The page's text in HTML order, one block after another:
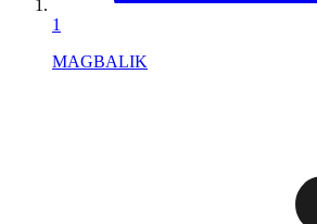
1
MAGBALIK